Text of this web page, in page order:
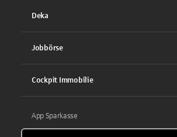
Deka
Jobbörse
Cockpit Immobilie
App Sparkasse